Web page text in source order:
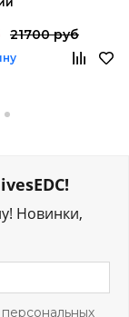
21700 руб
Новинки,